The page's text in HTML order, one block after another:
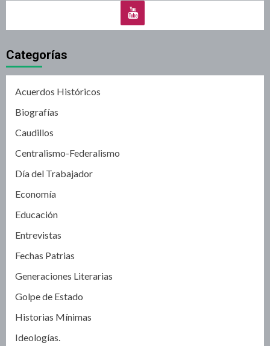
Categorías
Acuerdos Históricos
Biografías
Caudillos
Centralismo-Federalismo
Día del Trabajador
Economía
Educación
Entrevistas
Fechas Patrias
Generaciones Literarias
Golpe de Estado
Historias Mínimas
Ideologías.